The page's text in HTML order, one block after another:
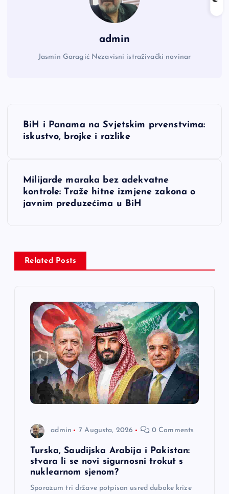
admin
Jasmin Garagić Nezavisni istraživački novinar
N
c
BiH i Panama na Svjetskim prvenstvima:
iskustvo, brojke i razlike
Milijarde maraka bez adekvatne
kontrole: Traže hitne izmjene zakona o
javnim preduzećima u BiH
Related Posts
admin 7 Augusta, 2026 0 Comments
Turska, Saudijska Arabija i Pakistan:
stvara li se novi sigurnosni trokut s
nuklearnom sjenom?
Sporazum tri države potpisan usred duboke krize